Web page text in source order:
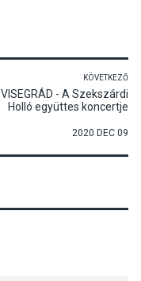
KÖVETKEZŐ
VISEGRÁD - A Szekszárdi
Holló együttes koncertje
2020 DEC 09